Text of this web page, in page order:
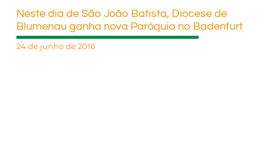
Neste dia de São João Batista, Diocese de
Blumenau ganha nova Paróquia no Badenfurt
24 de junho de 2016